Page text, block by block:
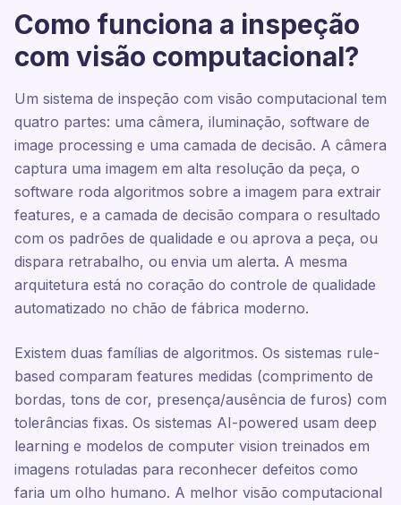
Como funciona a inspeção
com visão computacional?
Um sistema de inspeção com visão computacional tem
quatro partes: uma câmera, iluminação, software de
image processing e uma camada de decisão. A câmera
captura uma imagem em alta resolução da peça, o
software roda algoritmos sobre a imagem para extrair
features, e a camada de decisão compara o resultado
com os padrões de qualidade e ou aprova a peça, ou
dispara retrabalho, ou envia um alerta. A mesma
arquitetura está no coração do controle de qualidade
automatizado no chão de fábrica moderno.
Existem duas famílias de algoritmos. Os sistemas rule-
based comparam features medidas (comprimento de
bordas, tons de cor, presença/ausência de furos) com
tolerâncias fixas. Os sistemas AI-powered usam deep
learning e modelos de computer vision treinados em
imagens rotuladas para reconhecer defeitos como
faria um olho humano. A melhor visão computacional